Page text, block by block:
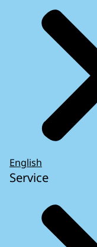
English
Service